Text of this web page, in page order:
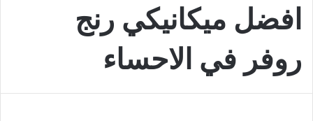
افضل ميكانيكي رنج
روفر في الاحساء